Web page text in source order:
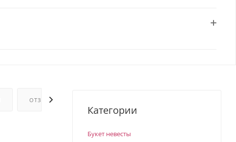
ОТЗЫВЫ
Категории
Букет невесты